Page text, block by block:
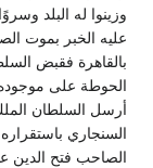
وزينوا له البلد
عليه الخبر بموت
بالقاهرة فقبض
الحوطة على
أرسل السلطان
السنجاري
الصاحب فتح الدين